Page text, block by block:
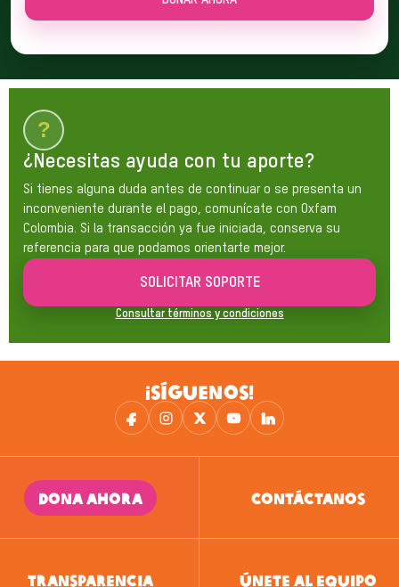
?
¿Necesitas ayuda con tu aporte?
Si tienes alguna duda antes de continuar o se presenta un
inconveniente durante el pago, comunícate con Oxfam
Colombia. Si la transacción ya fue iniciada, conserva su
referencia para que podamos orientarte mejor.
SOLICITAR SOPORTE
Consultar términos y condiciones
¡SÍGUENOS!
DONA AHORA CONTÁCTANOS
TRANSPARENCIA ÚNETE AL EQUIPO